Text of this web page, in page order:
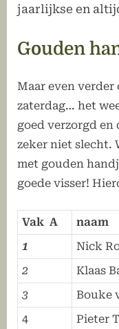
jaarlijkse en
Gouden
Maar even
zaterdag… het
goed verzorgd en
zeker niet slecht.
met gouden
goede visser!
Vak A naam
1
Nick
2
Klaas
3
Bouke
4
Pieter